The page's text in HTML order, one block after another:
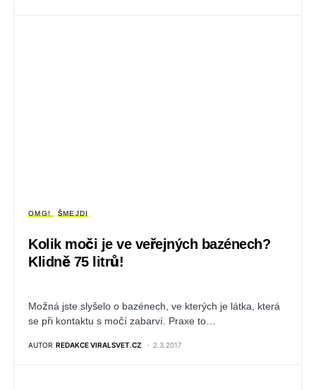
OMG! ŠMEJDI
Kolik moči je ve veřejných bazénech?
Klidně 75 litrů!
Možná jste slyšelo o bazénech, ve kterých je látka, která
se při kontaktu s močí zabarví. Praxe to…
AUTOR REDAKCE VIRALSVET.CZ 2.3.2017